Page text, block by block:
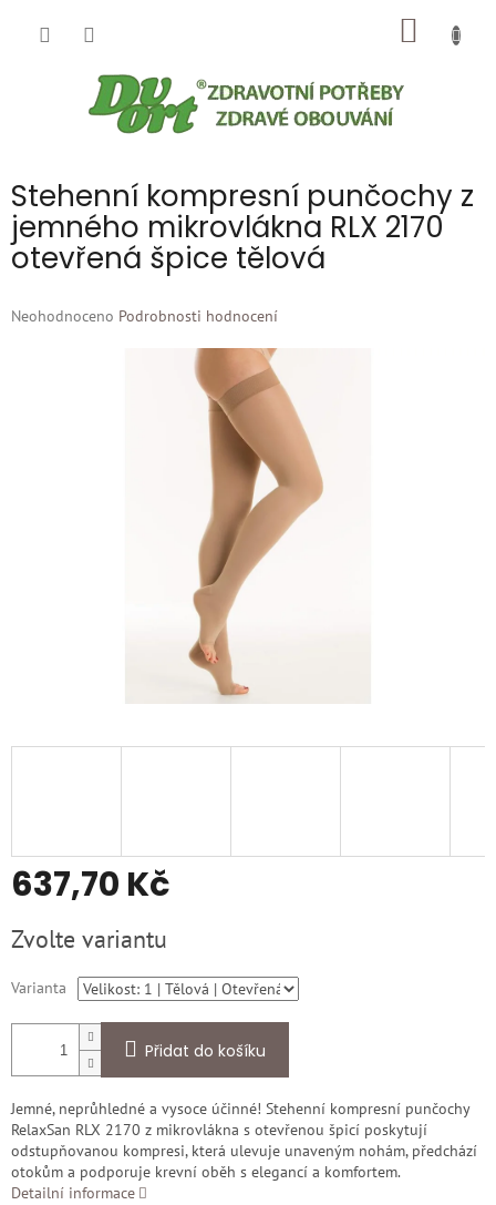
Stehenní kompresní punčochy z
jemného mikrovlákna RLX 2170
otevřená špice tělová
Průměrné
Neohodnoceno Podrobnosti hodnocení
637,70 Kč
cena:
Zvolte variantu
Varianta
Přidat do košíku
Jemné, neprůhledné a vysoce účinné! Stehenní kompresní punčochy
RelaxSan RLX 2170 z mikrovlákna s otevřenou špicí poskytují
odstupňovanou kompresi, která ulevuje unaveným nohám, předchází
otokům a podporuje krevní oběh s elegancí a komfortem.
Detailní informace